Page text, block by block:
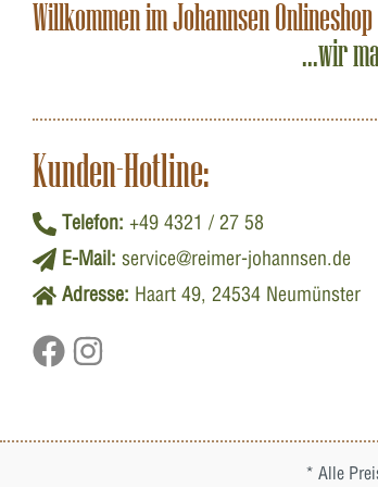
Willkommen im Johannsen
...wir
Kunden-Hotline:
Telefon: +49 4321 / 27 58
E-Mail: service@reimer-johannsen.de
Adresse: Haart 49, 24534 Neumünster
* Alle